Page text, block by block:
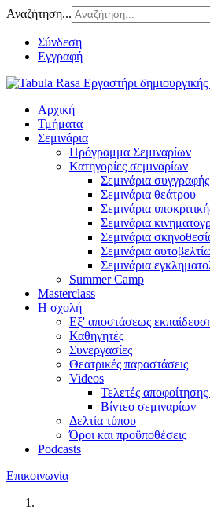
Αναζήτηση...
Σύνδεση
Εγγραφή
Αρχική
Τμήματα
Σεμινάρια
Πρόγραμμα Σεμιναρίων
Κατηγορίες σεμιναρίων
Σεμινάρια συγγραφής
Σεμινάρια θεάτρου
Σεμινάρια
Σεμινάρια
Σεμινάρια
Σεμινάρια
Σεμινάρια
Summer Camp
Masterclass
Η σχολή
Εξ' αποστάσεως
Καθηγητές
Συνεργασίες
Θεατρικές παραστάσεις
Videos
Τελετές
Βίντεο σεμιναρίων
Δελτία τύπου
Όροι και προϋποθέσεις
Podcasts
Επικοινωνία